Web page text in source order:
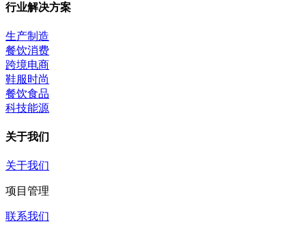
行业解决方案
生产制造
餐饮消费
跨境电商
鞋服时尚
餐饮食品
科技能源
关于我们
关于我们
项目管理
联系我们